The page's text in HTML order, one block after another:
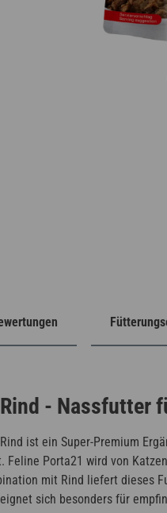
- Nassfutter
ist ein Super-Premium
Feline Porta21 wird von
mit Rind liefert dieses
sich besonders für